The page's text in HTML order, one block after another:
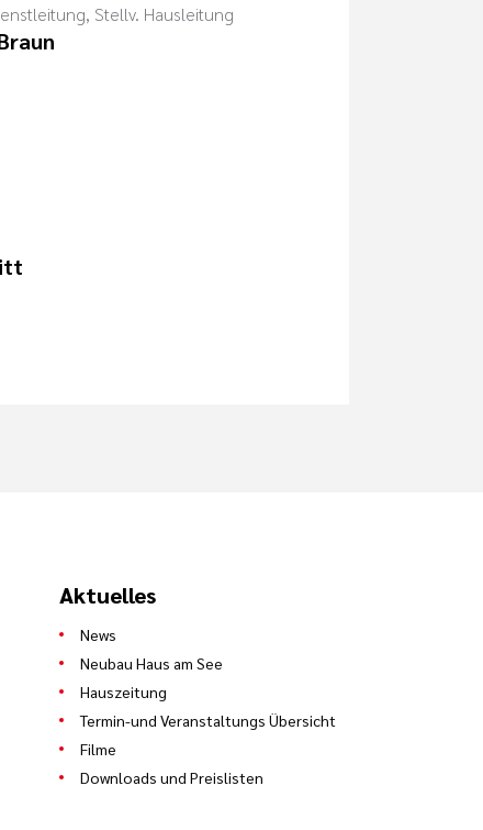
Stellv. Hausleitung
Aktuelles
News
Neubau Haus am See
Hauszeitung
Termin-und Veranstaltungs Übersicht
Filme
Downloads und Preislisten